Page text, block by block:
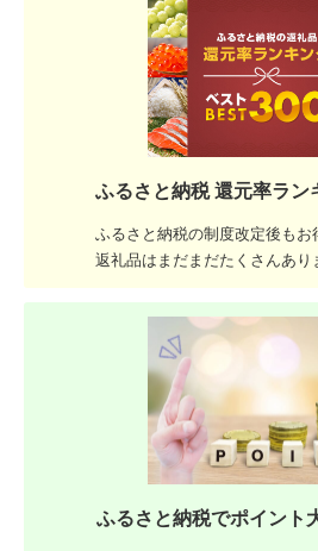
ふるさと納税 還元率ラン
ふるさと納税の制度改定後もお
返礼品はまだまだたくさんあり
ふるさと納税でポイント